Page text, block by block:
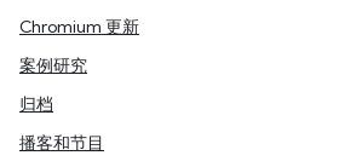
Chromium 更新
案例研究
归档
播客和节目